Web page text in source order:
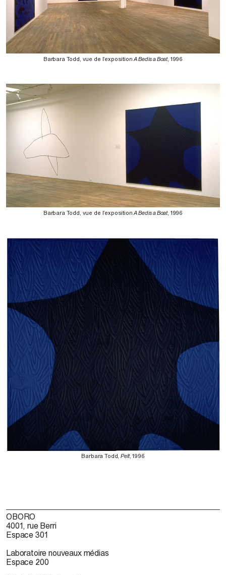
Barbara Todd, vue de l’expositionA Bed is a Boat, 1996
Barbara Todd, vue de l’expositionA Bed is a Boat, 1996
Barbara Todd,Pelt, 1996
OBORO
4001, rue Berri
Espace 301
Laboratoire nouveaux médias
Espace 200